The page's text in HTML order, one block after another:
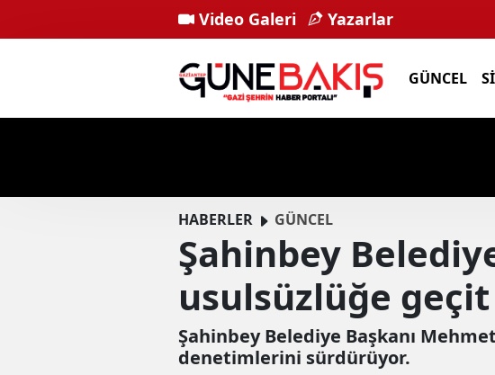
Video Galeri Yazarlar
GÜNCEL
HABERLER GÜNCEL
Şahinbey
usulsüzlüğe
Şahinbey Belediye Başkanı
denetimlerini sürdürüyor.